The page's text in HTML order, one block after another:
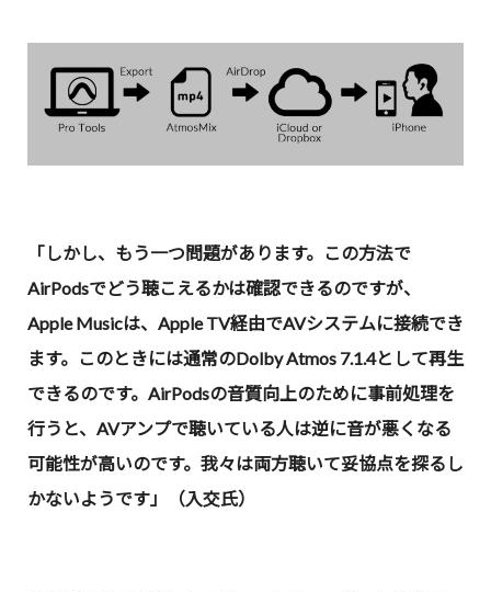
「しかし、もう一つ問題があります。この方法で
AirPodsでどう聴こえるかは確認できるのですが、
Apple Musicは、Apple TV経由でAVシステムに接続でき
ます。このときには通常のDolby Atmos 7.1.4として再生
できるのです。AirPodsの音質向上のために事前処理を
行うと、AVアンプで聴いている人は逆に音が悪くなる
可能性が高いのです。我々は両方聴いて妥協点を探るし
かないようです」（入交氏）